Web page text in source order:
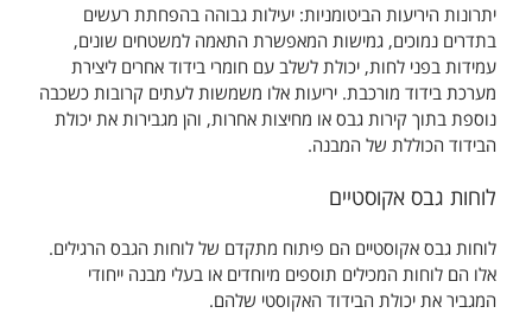
יתרונות היריעות הביטומניות: יעילות גבוהה בהפחתת רעשים
בתדרים נמוכים, גמישות המאפשרת התאמה למשטחים שונים,
עמידות בפני לחות, יכולת לשלב עם חומרי בידוד אחרים ליצירת
מערכת בידוד מורכבת. יריעות אלו משמשות לעתים קרובות כשכבה
נוספת בתוך קירות גבס או מחיצות אחרות, והן מגבירות את יכולת
הבידוד הכוללת של המבנה.
לוחות גבס אקוסטיים
לוחות גבס אקוסטיים הם פיתוח מתקדם של לוחות הגבס הרגילים.
אלו הם לוחות המכילים תוספים מיוחדים או בעלי מבנה ייחודי
המגביר את יכולת הבידוד האקוסטי שלהם.